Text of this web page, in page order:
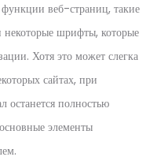
веб-страниц, такие
некоторые шрифты, которые
Хотя это может слегка
сайтах, при
останется полностью
элементы